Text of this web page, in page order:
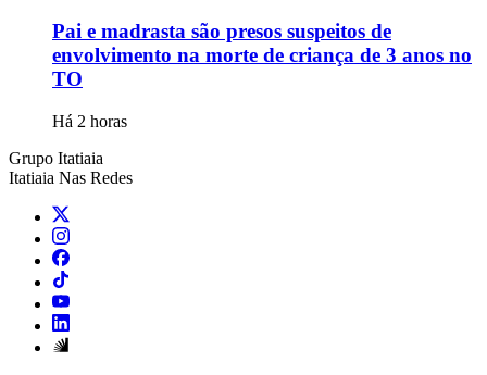
Pai e madrasta são presos suspeitos de
envolvimento na morte de criança de 3 anos no
TO
Há 2 horas
Grupo Itatiaia
Itatiaia Nas Redes